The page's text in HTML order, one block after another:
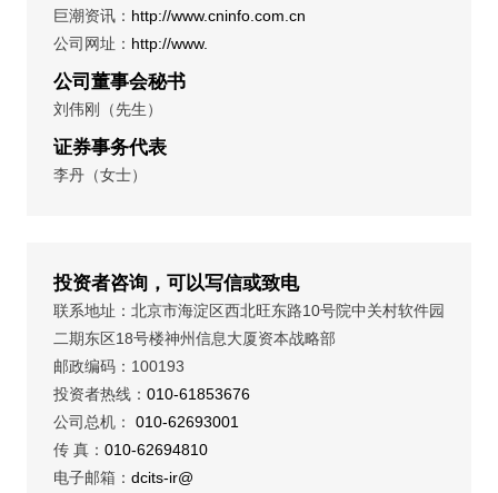
巨潮资讯： http://www.cninfo.com.cn
公司网址： http://www.
公司董事会秘书
刘伟刚（先生）
证券事务代表
李丹（女士）
投资者咨询，可以写信或致电
联系地址：北京市海淀区西北旺东路10号院中关村软件园
二期东区18号楼神州信息大厦资本战略部
邮政编码：100193
投资者热线： 010-61853676
公司总机： 010-62693001
传 真： 010-62694810
电子邮箱： dcits-ir@